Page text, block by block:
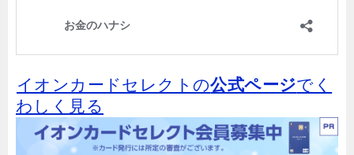
イオンカードセレクトの公式ページでく
わしく見る